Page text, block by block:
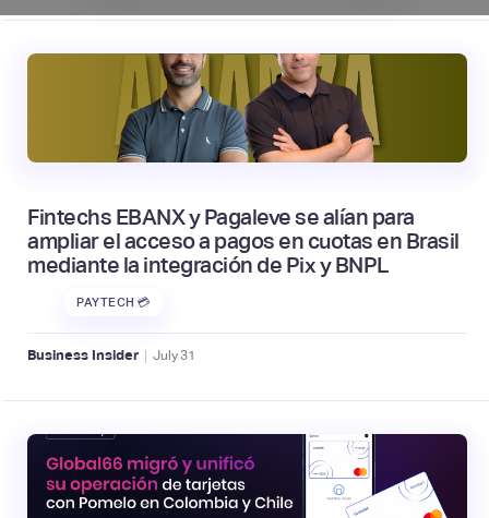
Fintechs EBANX y Pagaleve se alían para
ampliar el acceso a pagos en cuotas en Brasil
mediante la integración de Pix y BNPL
PAYTECH 💳
Business Insider | July31